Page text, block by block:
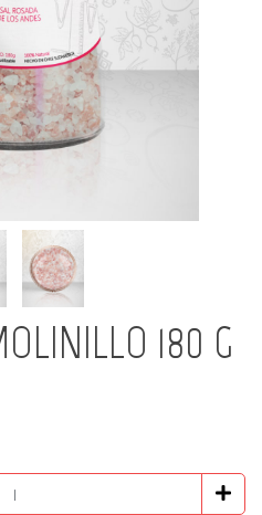
180 G